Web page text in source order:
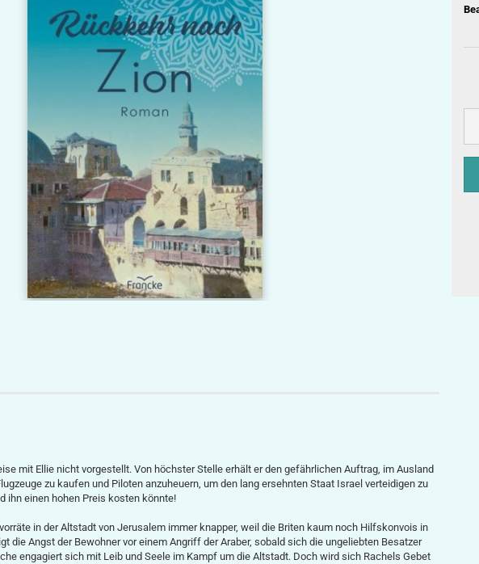
mit Ellie nicht vorgestellt. Von höchster Stelle erhält er den gefährlichen Auftrag, im Ausland
zu kaufen und Piloten anzuheuern, um den lang ersehnten Staat Israel verteidigen zu
ihn einen hohen Preis kosten könnte!
in der Altstadt von Jerusalem immer knapper, weil die Briten kaum noch Hilfskonvois in
die Angst der Bewohner vor einem Angriff der Araber, sobald sich die ungeliebten Besatzer
engagiert sich mit Leib und Seele im Kampf um die Altstadt. Doch wird sich Rachels Gebet